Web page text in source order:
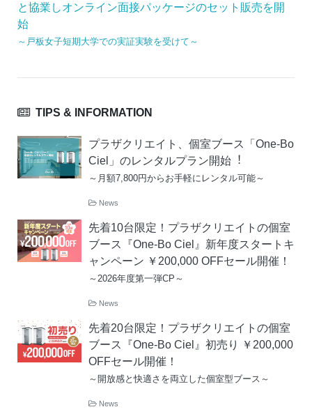
と協業しオンライン面接パッケージのセット販売を開
始
～戸板女子短期大学での実証実験を受けて～
TIPS & INFORMATION
プラザクリエイト、個室ブース「One-Bo
Ciel」のレンタルプラン開始︕
～月額7,800円からお手軽にレンタル可能～
News
先着10台限定！プラザクリエイトの個室
ブース『One-Bo Ciel』新年度スタートキ
ャンペーン ￥200,000 OFFセール開催！
～2026年度第一弾CP～
News
先着20台限定！プラザクリエイトの個室
ブース『One-Bo Ciel』初売り ￥200,000
OFFセール開催！
～開放感と快適さを両立した個室型ブース～
News